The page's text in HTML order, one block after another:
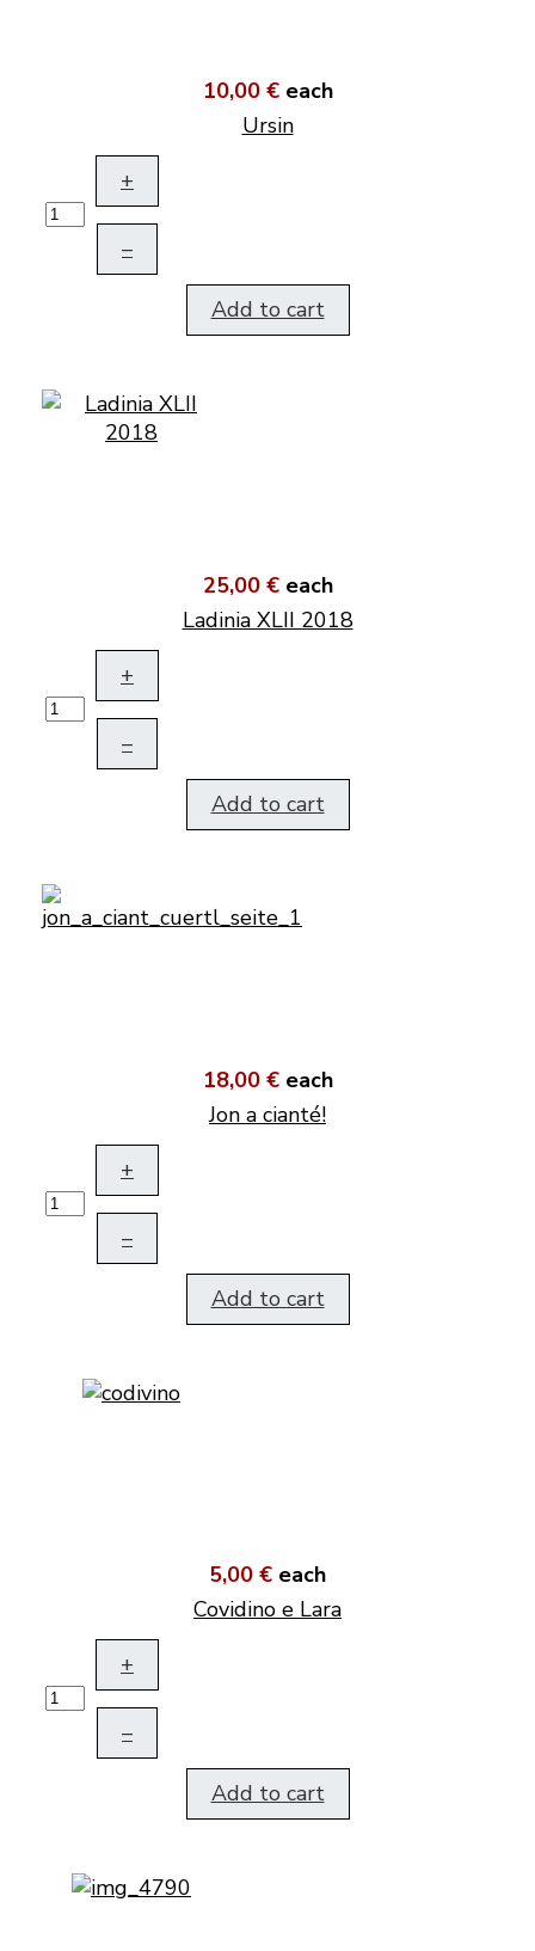
10,00 € each
Ursin
+
–
Add to cart
25,00 € each
Ladinia XLII 2018
+
–
Add to cart
18,00 € each
Jon a cianté!
+
–
Add to cart
5,00 € each
Covidino e Lara
+
–
Add to cart